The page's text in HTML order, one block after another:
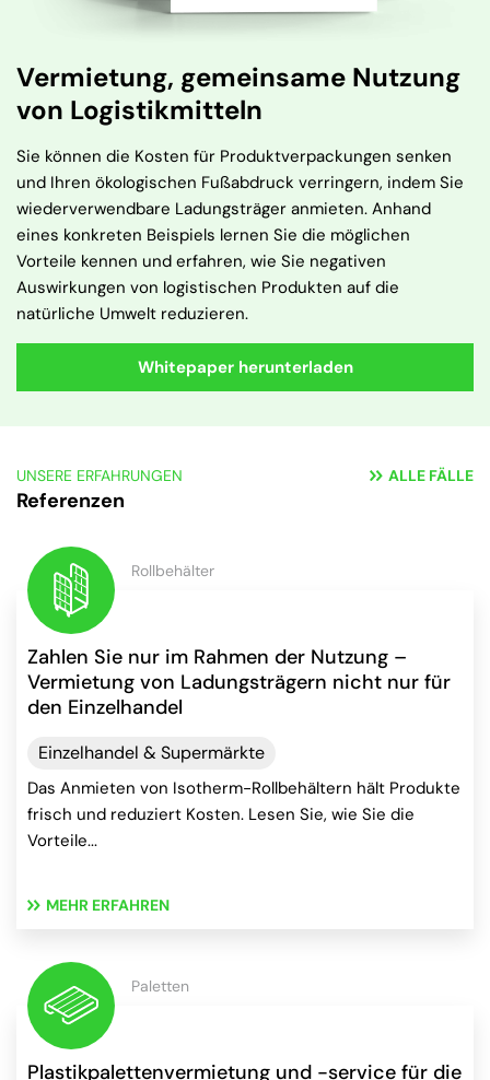
Vermietung, gemeinsame Nutzung
von Logistikmitteln
Sie können die Kosten für Produktverpackungen senken
und Ihren ökologischen Fußabdruck verringern, indem Sie
wiederverwendbare Ladungsträger anmieten. Anhand
eines konkreten Beispiels lernen Sie die möglichen
Vorteile kennen und erfahren, wie Sie negativen
Auswirkungen von logistischen Produkten auf die
natürliche Umwelt reduzieren.
Whitepaper herunterladen
UNSERE ERFAHRUNGEN ALLE FÄLLE
Referenzen
Zahlen Sie nur im Rahmen der Nutzung –
Vermietung von Ladungsträgern nicht nur für
den Einzelhandel
Rollbehälter
Einzelhandel & Supermärkte
Das Anmieten von Isotherm-Rollbehältern hält Produkte
frisch und reduziert Kosten. Lesen Sie, wie Sie die
Vorteile...
MEHR ERFAHREN
Plastikpalettenvermietung und -service für die
Paletten